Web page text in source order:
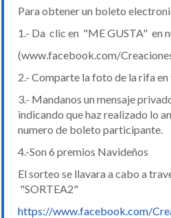
Para obtener un boleto
1.- Da clic en "ME GUSTA" en
(www.facebook.com/
2.- Comparte la foto de la rifa en
3.- Mandanos un mensaje
indicando que haz realizado lo
numero de boleto participante.
4.-Son 6 premios Navideños
El sorteo se llavara a cabo a
"SORTEA2"
https://www.facebook.com/